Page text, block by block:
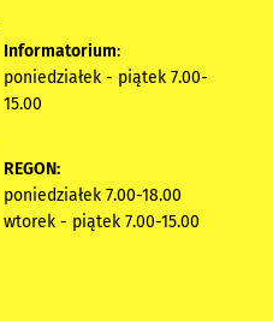
Informatorium:
poniedziałek - piątek 7.00-
15.00
REGON:
poniedziałek 7.00-18.00
wtorek - piątek 7.00-15.00